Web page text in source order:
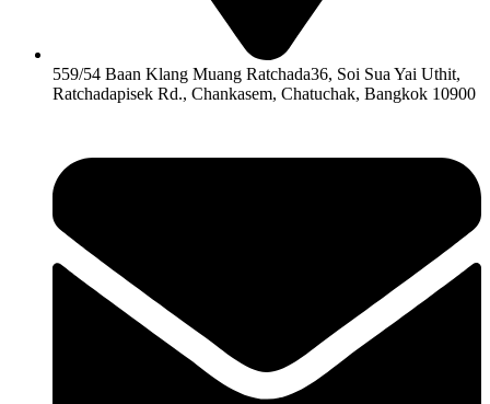
559/54 Baan Klang Muang Ratchada36, Soi Sua Yai Uthit,
Ratchadapisek Rd., Chankasem, Chatuchak, Bangkok 10900